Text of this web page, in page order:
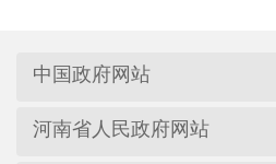
中国政府网站
河南省人民政府网站